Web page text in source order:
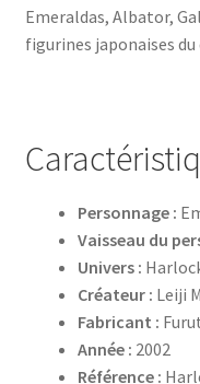
Emeraldas, Albator,
figurines japonaises du
Personnage :
Vaisseau du
Univers :
Créateur : Leiji
Fabricant :
Année : 2002
Référence :